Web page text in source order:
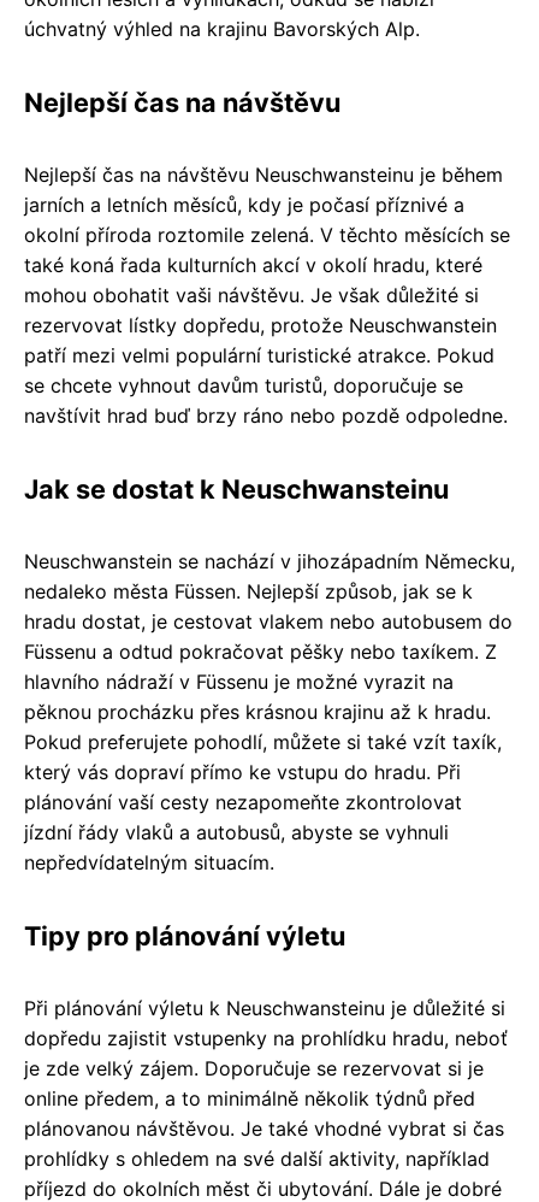
úchvatný výhled na krajinu Bavorských Alp.
Nejlepší čas na návštěvu
Nejlepší čas na návštěvu Neuschwansteinu je během
jarních a letních měsíců, kdy je počasí příznivé a
okolní příroda roztomile zelená. V těchto měsících se
také koná řada kulturních akcí v okolí hradu, které
mohou obohatit vaši návštěvu. Je však důležité si
rezervovat lístky dopředu, protože Neuschwanstein
patří mezi velmi populární turistické atrakce. Pokud
se chcete vyhnout davům turistů, doporučuje se
navštívit hrad buď brzy ráno nebo pozdě odpoledne.
Jak se dostat k Neuschwansteinu
Neuschwanstein se nachází v jihozápadním Německu,
nedaleko města Füssen. Nejlepší způsob, jak se k
hradu dostat, je cestovat vlakem nebo autobusem do
Füssenu a odtud pokračovat pěšky nebo taxíkem. Z
hlavního nádraží v Füssenu je možné vyrazit na
pěknou procházku přes krásnou krajinu až k hradu.
Pokud preferujete pohodlí, můžete si také vzít taxík,
který vás dopraví přímo ke vstupu do hradu. Při
plánování vaší cesty nezapomeňte zkontrolovat
jízdní řády vlaků a autobusů, abyste se vyhnuli
nepředvídatelným situacím.
Tipy pro plánování výletu
Při plánování výletu k Neuschwansteinu je důležité si
dopředu zajistit vstupenky na prohlídku hradu, neboť
je zde velký zájem. Doporučuje se rezervovat si je
online předem, a to minimálně několik týdnů před
plánovanou návštěvou. Je také vhodné vybrat si čas
prohlídky s ohledem na své další aktivity, například
příjezd do okolních měst či ubytování. Dále je dobré